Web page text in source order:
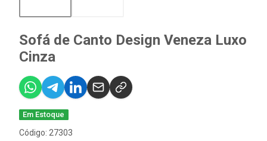
Sofá de Canto Design Veneza Luxo
Cinza
Em Estoque
Código: 27303